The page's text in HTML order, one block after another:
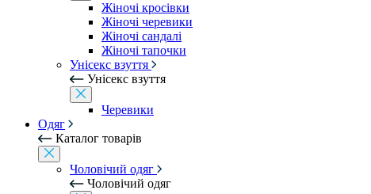
Жіночі кросівки
Жіночі черевики
Жіночі сандалі
Жіночі тапочки
Унісекс взуття
Унісекс взуття
Черевики
Одяг
Каталог товарів
Чоловічий одяг
Чоловічий одяг